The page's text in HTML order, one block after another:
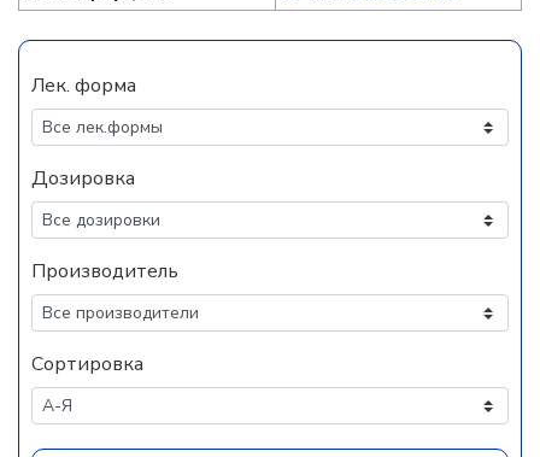
Лек. форма
Дозировка
Производитель
Сортировка